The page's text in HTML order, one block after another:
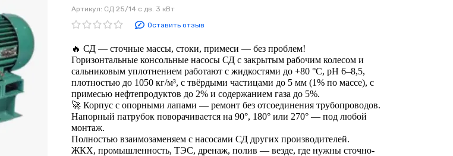
Артикул: СД 25/14 с дв. 3 кВт
Оставить отзыв
🔥 СД — сточные массы, стоки, примеси — без проблем!
Горизонтальные консольные насосы СД с закрытым рабочим колесом и
сальниковым уплотнением работают с жидкостями до +80 °C, pH 6–8,5,
плотностью до 1050 кг/м³, с твёрдыми частицами до 5 мм (1% по массе), с
примесью нефтепродуктов до 2% и содержанием газа до 5%.
🚀 Корпус с опорными лапами — ремонт без отсоединения трубопроводов.
Напорный патрубок поворачивается на 90°, 180° или 270° — под любой
монтаж.
Полностью взаимозаменяем с насосами СД других производителей.
ЖКХ, промышленность, ТЭС, дренаж, полив — везде, где нужны сточно-